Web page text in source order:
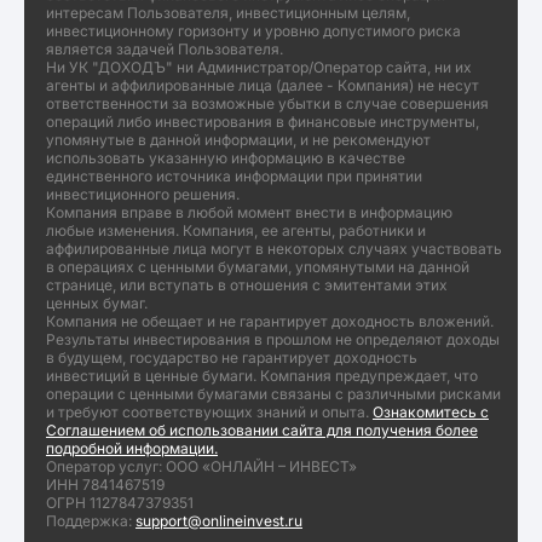
интересам Пользователя, инвестиционным целям,
инвестиционному горизонту и уровню допустимого риска
является задачей Пользователя.
Ни УК "ДОХОДЪ" ни Администратор/Оператор сайта, ни их
агенты и аффилированные лица (далее - Компания) не несут
ответственности за возможные убытки в случае совершения
операций либо инвестирования в финансовые инструменты,
упомянутые в данной информации, и не рекомендуют
использовать указанную информацию в качестве
единственного источника информации при принятии
инвестиционного решения.
Компания вправе в любой момент внести в информацию
любые изменения. Компания, ее агенты, работники и
аффилированные лица могут в некоторых случаях участвовать
в операциях с ценными бумагами, упомянутыми на данной
странице, или вступать в отношения с эмитентами этих
ценных бумаг.
Компания не обещает и не гарантирует доходность вложений.
Результаты инвестирования в прошлом не определяют доходы
в будущем, государство не гарантирует доходность
инвестиций в ценные бумаги. Компания предупреждает, что
операции с ценными бумагами связаны с различными рисками
и требуют соответствующих знаний и опыта. Ознакомитесь с
Соглашением об использовании сайта для получения более
подробной информации.
Оператор услуг: ООО «ОНЛАЙН – ИНВЕСТ»
ИНН 7841467519
ОГРН 1127847379351
Поддержка: support@onlineinvest.ru